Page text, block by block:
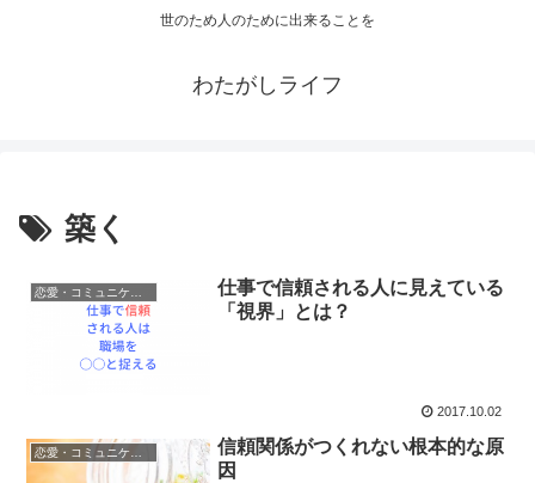
世のため人のために出来ることを
わたがしライフ
築く
仕事で信頼される人に見えている
「視界」とは？
2017.10.02
信頼関係がつくれない根本的な原
因